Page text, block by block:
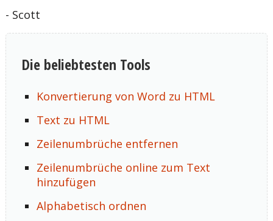
- Scott
Die beliebtesten Tools
Konvertierung von Word zu HTML
Text zu HTML
Zeilenumbrüche entfernen
Zeilenumbrüche online zum Text
hinzufügen
Alphabetisch ordnen